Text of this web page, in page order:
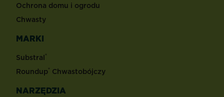
Ochrona domu i ogrodu
Chwasty
MARKI
Substral®
Roundup® Chwastobójczy
NARZĘDZIA